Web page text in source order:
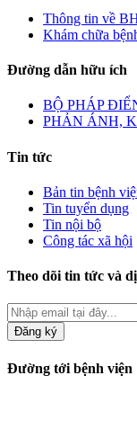
Thông tin về
Khám chữa
Đường dẫn hữu ích
BỘ PHÁP
PHẢN ÁNH,
Tin tức
Bản tin bệnh
Tin tuyển dụng
Tin nội bộ
Công tác xã hội
Theo dõi tin tức và
Đăng ký
Đường tới bệnh viện